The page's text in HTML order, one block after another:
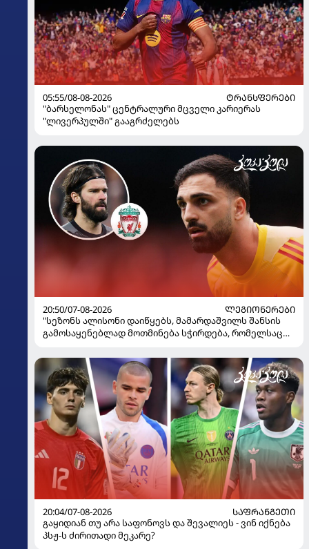
05:55/08-08-2026
ᲢᲠᲐᲜᲡᲤᲔᲠᲔᲑᲘ
"ბარსელონას" ცენტრალური მცველი კარიერას
"ლივერპულში" გააგრძელებს
20:50/07-08-2026
ᲚᲔᲒᲘᲝᲜᲔᲠᲔᲑᲘ
"სეზონს ალისონი დაიწყებს, მამარდაშვილს შანსის
გამოსაყენებლად მოთმინება სჭირდება, რომელსაც
ყოფილმა მეკარემ
20:04/07-08-2026
ᲡᲐᲤᲠᲐᲜᲒᲔᲗᲘ
გაყიდიან თუ არა საფონოვს და შევალიეს - ვინ იქნება
პსჟ-ს ძირითადი მეკარე?